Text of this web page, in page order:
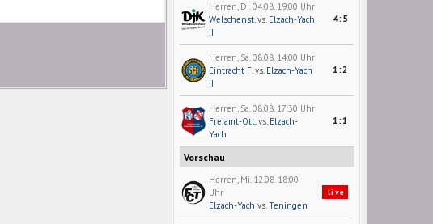
Herren, Di. 04.08. 19:00 Uhr
Welschenst.vs. Elzach-Yach
II
4:5
Herren, Sa. 08.08. 14:00 Uhr
Eintracht F.vs. Elzach-Yach
II
1:2
Herren, Sa. 08.08. 17:30 Uhr
Freiamt-Ott.vs. Elzach-
Yach
1:1
Vorschau
Herren, Mi. 12.08. 18:00
Uhr
Elzach-Yach vs.Teningen
live